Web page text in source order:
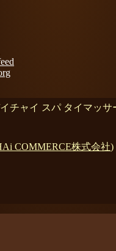
チャイ スパ タイマッサ
COMMERCE株式会社)